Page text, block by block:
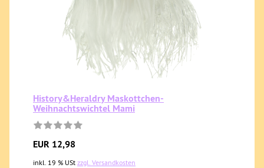
History&Heraldry Maskottchen-
Weihnachtswichtel Mami
EUR 12,98
inkl. 19 % USt zzgl. Versandkosten